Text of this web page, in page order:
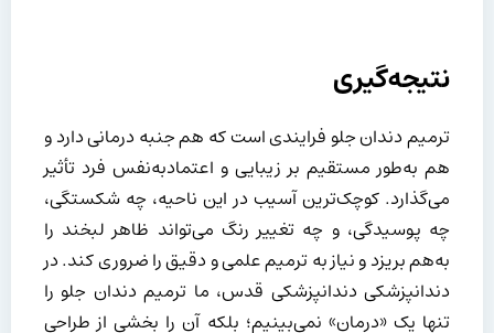
نتیجه‌گیری
ترمیم دندان جلو فرایندی است که هم جنبه درمانی دارد و
هم به‌طور مستقیم بر زیبایی و اعتمادبه‌نفس فرد تأثیر
می‌گذارد. کوچک‌ترین آسیب در این ناحیه، چه شکستگی،
چه پوسیدگی، و چه تغییر رنگ می‌تواند ظاهر لبخند را
به‌هم بریزد و نیاز به ترمیم علمی و دقیق را ضروری کند. در
دندانپزشکی دندانپزشکی قدس، ما ترمیم دندان جلو را
تنها یک «درمان» نمی‌بینیم؛ بلکه آن را بخشی از طراحی